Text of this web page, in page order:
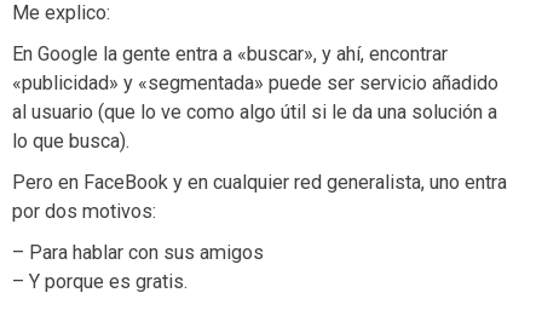
Me explico:
En Google la gente entra a «buscar», y ahí, encontrar
«publicidad» y «segmentada» puede ser servicio añadido
al usuario (que lo ve como algo útil si le da una solución a
lo que busca).
Pero en FaceBook y en cualquier red generalista, uno entra
por dos motivos:
– Para hablar con sus amigos
– Y porque es gratis.